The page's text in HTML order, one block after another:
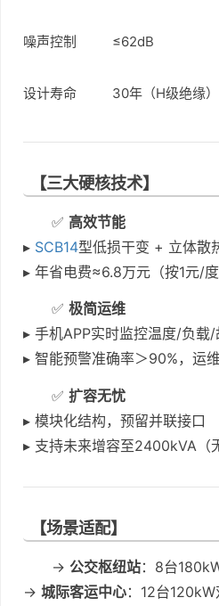
噪声控制 ≤62dB
设计寿命 30年（H级绝缘）
【三大硬核技术】
✅ 高效节能
▸ SCB14型低损干变 + 立体散
▸ 年省电费≈6.8万元（按1元/
✅ 极简运维
▸ 手机APP实时监控温度/负载/
▸ 智能预警准确率＞90%，运
✅ 扩容无忧
▸ 模块化结构，预留并联接口
▸ 支持未来增容至2400kVA（
【场景适配】
→ 公交枢纽站：8台
→ 城际客运中心：12台